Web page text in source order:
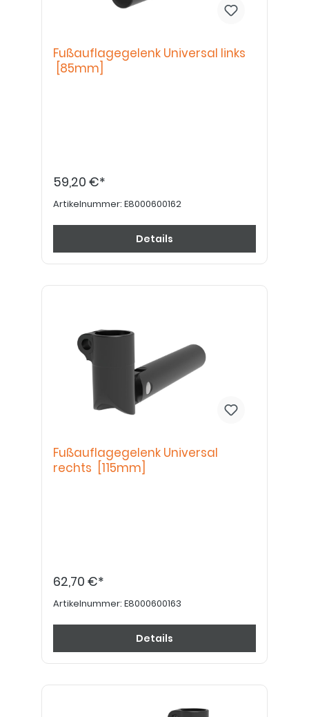
Fußauflagegelenk Universal links
[85mm]
59,20 €*
Artikelnummer: E8000600162
Details
Fußauflagegelenk Universal
rechts [115mm]
62,70 €*
Artikelnummer: E8000600163
Details